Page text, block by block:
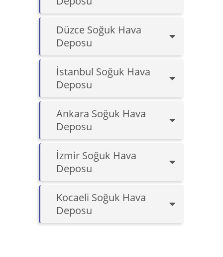
Düzce Soğuk Hava
Deposu
İstanbul Soğuk Hava
Deposu
Ankara Soğuk Hava
Deposu
İzmir Soğuk Hava
Deposu
Kocaeli Soğuk Hava
Deposu